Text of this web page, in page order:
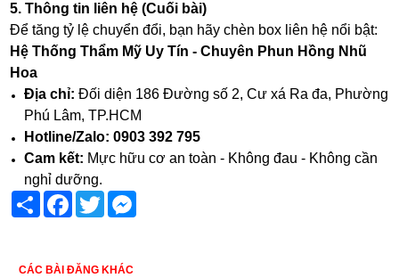
5. Thông tin liên hệ (Cuối bài)
Để tăng tỷ lệ chuyển đổi, bạn hãy chèn box liên hệ nổi bật:
Hệ Thống Thẩm Mỹ Uy Tín - Chuyên Phun Hồng Nhũ
Hoa
Địa chỉ: Đối diện 186 Đường số 2, Cư xá Ra đa, Phường
Phú Lâm, TP.HCM
Hotline/Zalo: 0903 392 795
Cam kết: Mực hữu cơ an toàn - Không đau - Không cần
nghỉ dưỡng.
Share FacebookTwitter
CÁC BÀI ĐĂNG KHÁC